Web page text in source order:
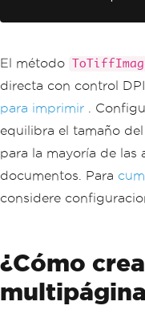
ImageType
};
El método
directa con control
para imprimir .
equilibra el tamaño
para la mayoría de las
documentos. Para
considere
¿Cómo